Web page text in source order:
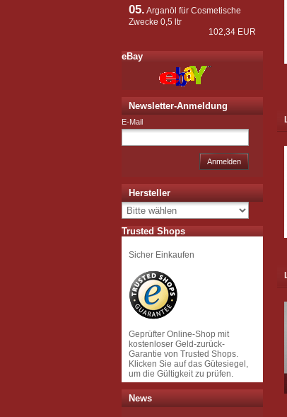
05. Arganöl für Cosmetische
Zwecke 0,5 ltr
102,34 EUR
eBay
Newsletter-Anmeldung
E-Mail
Anmelden
Hersteller
Trusted Shops
Sicher Einkaufen
Geprüfter Online-Shop mit
kostenloser Geld-zurück-
Garantie von Trusted Shops.
Klicken Sie auf das Gütesiegel,
um die Gültigkeit zu prüfen.
News